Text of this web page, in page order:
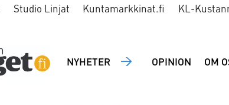
Studio Linjat Kuntamarkkinat.fi KL-
NYHETER OPINION OM